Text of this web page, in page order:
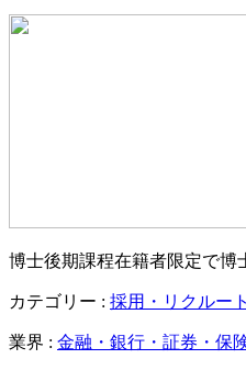
博士後期課程在籍者限定で博
カテゴリー : 採用・リクルー
業界 : 金融・銀行・証券・保